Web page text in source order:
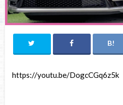
https://youtu.be/DogcCGq6z5k